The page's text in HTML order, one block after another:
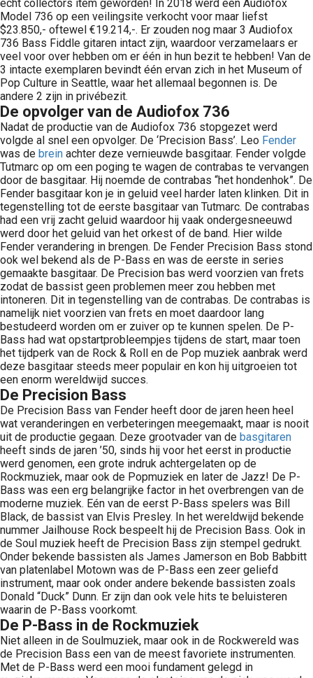
echt collectors item geworden! In 2018 werd een Audiofox
Model 736 op een veilingsite verkocht voor maar liefst
$23.850,- oftewel €19.214,-. Er zouden nog maar 3 Audiofox
736 Bass Fiddle gitaren intact zijn, waardoor verzamelaars er
veel voor over hebben om er één in hun bezit te hebben! Van de
3 intacte exemplaren bevindt één ervan zich in het Museum of
Pop Culture in Seattle, waar het allemaal begonnen is. De
andere 2 zijn in privébezit.
De opvolger van de Audiofox 736
Nadat de productie van de Audiofox 736 stopgezet werd
volgde al snel een opvolger. De ‘Precision Bass’. Leo Fender
was de brein achter deze vernieuwde basgitaar. Fender volgde
Tutmarc op om een poging te wagen de contrabas te vervangen
door de basgitaar. Hij noemde de contrabas “het hondenhok”. De
Fender basgitaar kon je in geluid veel harder laten klinken. Dit in
tegenstelling tot de eerste basgitaar van Tutmarc. De contrabas
had een vrij zacht geluid waardoor hij vaak ondergesneeuwd
werd door het geluid van het orkest of de band. Hier wilde
Fender verandering in brengen. De Fender Precision Bass stond
ook wel bekend als de P-Bass en was de eerste in series
gemaakte basgitaar. De Precision bas werd voorzien van frets
zodat de bassist geen problemen meer zou hebben met
intoneren. Dit in tegenstelling van de contrabas. De contrabas is
namelijk niet voorzien van frets en moet daardoor lang
bestudeerd worden om er zuiver op te kunnen spelen. De P-
Bass had wat opstartprobleempjes tijdens de start, maar toen
het tijdperk van de Rock & Roll en de Pop muziek aanbrak werd
deze basgitaar steeds meer populair en kon hij uitgroeien tot
een enorm wereldwijd succes.
De Precision Bass
De Precision Bass van Fender heeft door de jaren heen heel
wat veranderingen en verbeteringen meegemaakt, maar is nooit
uit de productie gegaan. Deze grootvader van de basgitaren
heeft sinds de jaren ’50, sinds hij voor het eerst in productie
werd genomen, een grote indruk achtergelaten op de
Rockmuziek, maar ook de Popmuziek en later de Jazz! De P-
Bass was een erg belangrijke factor in het overbrengen van de
moderne muziek. Eén van de eerst P-Bass spelers was Bill
Black, de bassist van Elvis Presley. In het wereldwijd bekende
nummer Jailhouse Rock bespeelt hij de Precision Bass. Ook in
de Soul muziek heeft de Precision Bass zijn stempel gedrukt.
Onder bekende bassisten als James Jamerson en Bob Babbitt
van platenlabel Motown was de P-Bass een zeer geliefd
instrument, maar ook onder andere bekende bassisten zoals
Donald “Duck” Dunn. Er zijn dan ook vele hits te beluisteren
waarin de P-Bass voorkomt.
De P-Bass in de Rockmuziek
Niet alleen in de Soulmuziek, maar ook in de Rockwereld was
de Precision Bass een van de meest favoriete instrumenten.
Met de P-Bass werd een mooi fundament gelegd in